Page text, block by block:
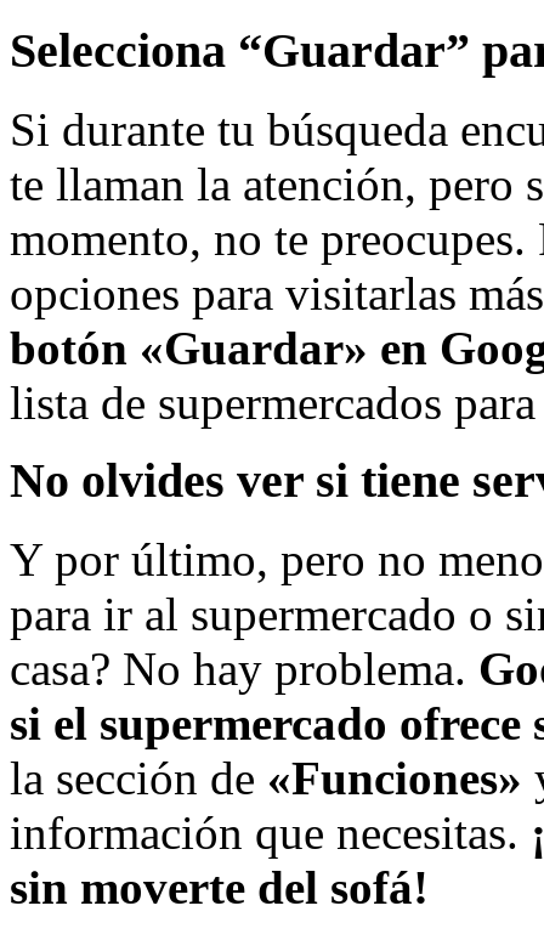
Selecciona “Guardar”
Si durante tu búsqueda
te llaman la atención, pero
momento, no te preocupes.
opciones para visitarlas
botón «Guardar» en
lista de supermercados
No olvides ver si tiene
Y por último, pero no
para ir al supermercado o
casa? No hay problema.
si el supermercado
la sección de «Funciones»
información que necesitas.
sin moverte del sofá!